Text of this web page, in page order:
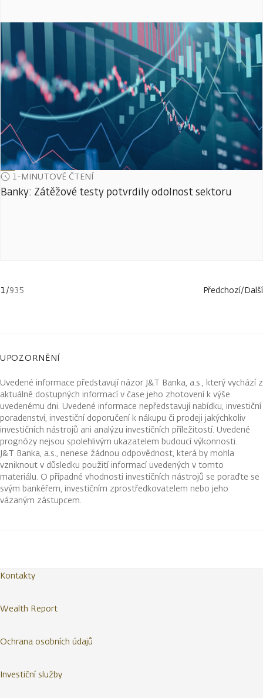
1-MINUTOVÉ ČTENÍ
Banky: Zátěžové testy potvrdily odolnost sektoru
1/935 Předchozí/Další
UPOZORNĚNÍ
Uvedené informace představují názor J&T Banka, a.s., který vychází z
aktuálně dostupných informací v čase jeho zhotovení k výše
uvedenému dni. Uvedené informace nepředstavují nabídku, investiční
poradenství, investiční doporučení k nákupu či prodeji jakýchkoliv
investičních nástrojů ani analýzu investičních příležitostí. Uvedené
prognózy nejsou spolehlivým ukazatelem budoucí výkonnosti.
J&T Banka, a.s., nenese žádnou odpovědnost, která by mohla
vzniknout v důsledku použití informací uvedených v tomto
materiálu. O případné vhodnosti investičních nástrojů se poraďte se
svým bankéřem, investičním zprostředkovatelem nebo jeho
vázaným zástupcem.
Kontakty
Wealth Report
Ochrana osobních údajů
Investiční služby